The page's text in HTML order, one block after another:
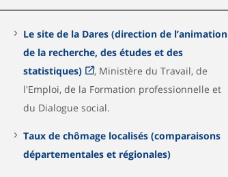
Le site de la Dares (direction de l’animation
de la recherche, des études et des
statistiques)
, Ministère du Travail, de
l'Emploi, de la Formation professionnelle et
du Dialogue social.
Taux de chômage localisés (comparaisons
départementales et régionales)